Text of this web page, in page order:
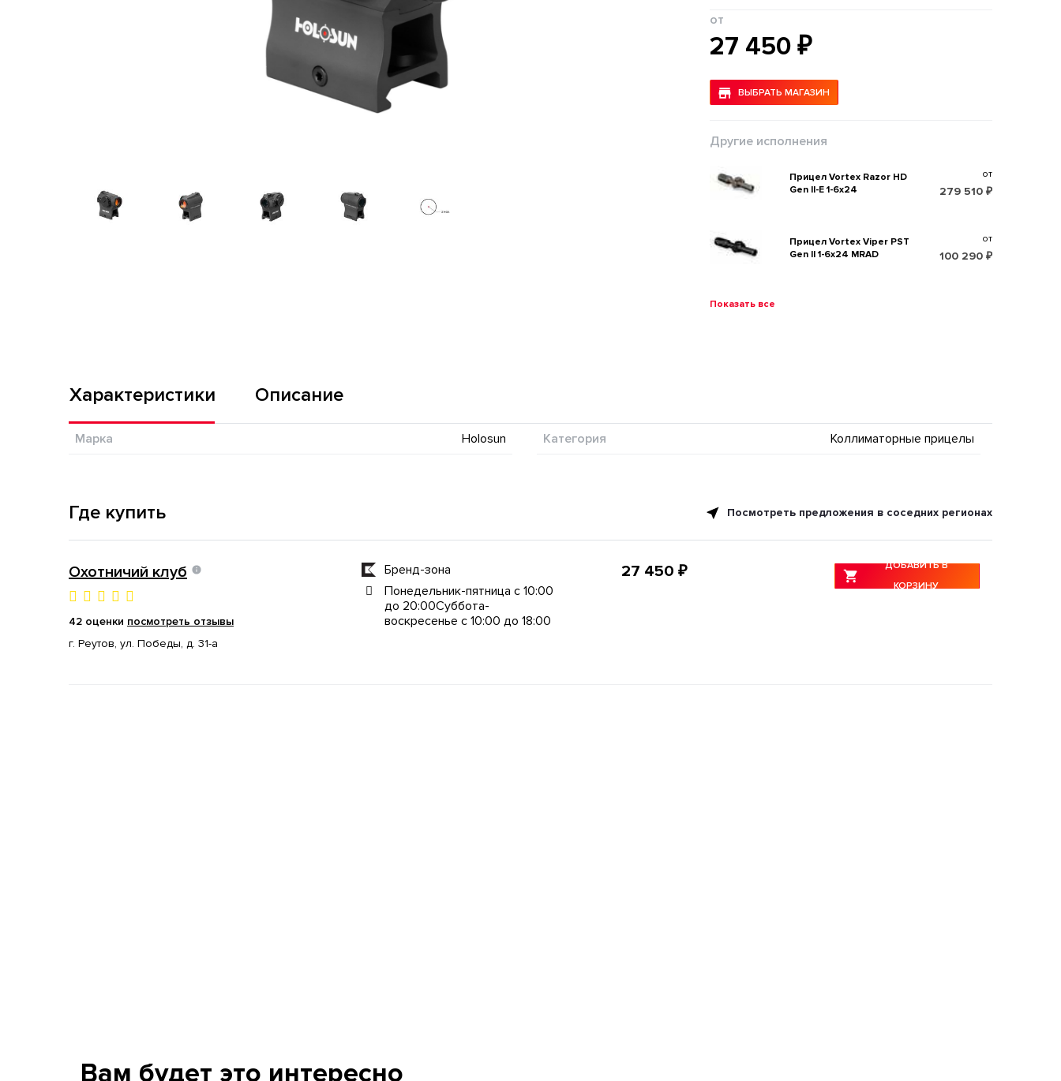
от
27 450 ₽
ВЫБРАТЬ МАГАЗИН
Другие исполнения
Прицел Vortex Razor HD
Gen II-E 1-6x24
от
279 510 ₽
Прицел Vortex Viper PST
Gen II 1-6x24 MRAD
от
100 290 ₽
Показать все
Характеристики Описание
Марка Holosun Категория Коллиматорные прицелы
Где купить Посмотреть предложения в соседних регионах
Охотничий клуб
42 оценки посмотреть отзывы
г. Реутов, ул. Победы, д. 31-а
Бренд-зона
Понедельник-пятница с 10:00
до 20:00Суббота-
воскресенье с 10:00 до 18:00
27 450 ₽
ДОБАВИТЬ В
КОРЗИНУ